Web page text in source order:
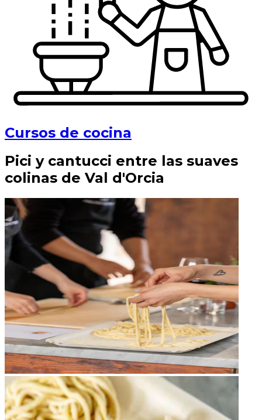
Cursos de cocina
Pici y cantucci entre las suaves
colinas de Val d'Orcia